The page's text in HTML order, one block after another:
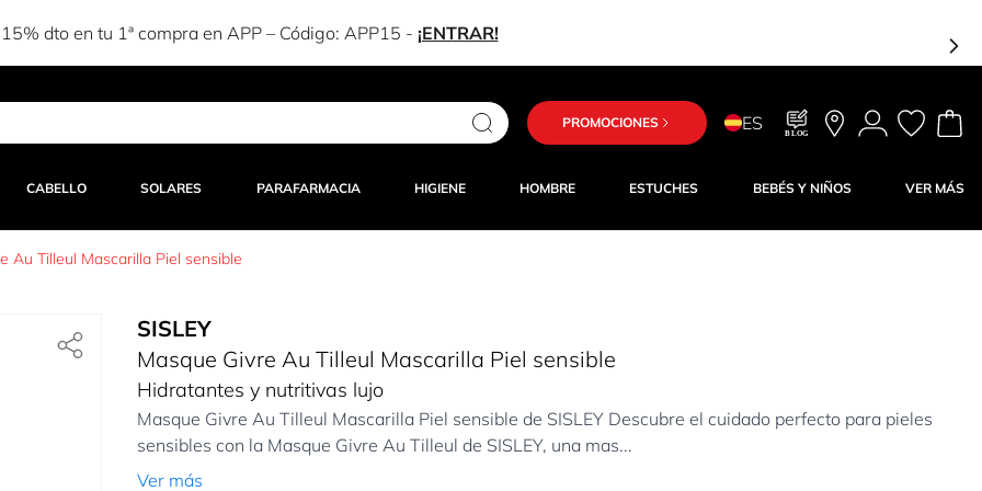
dto en tu 1ª compra en APP – Código: APP15 - ¡ENTRAR!
PROMOCIONES ES BLOG
CABELLO SOLARES PARAFARMACIA HIGIENE HOMBRE ESTUCHES BEBÉS Y NIÑOS VER MÁS
Au Tilleul Mascarilla Piel sensible
SISLEY
Masque Givre Au Tilleul Mascarilla Piel sensible
Hidratantes y nutritivas lujo
Masque Givre Au Tilleul Mascarilla Piel sensible de SISLEY Descubre el cuidado perfecto para pieles
sensibles con la Masque Givre Au Tilleul de SISLEY, una mas...
Ver más